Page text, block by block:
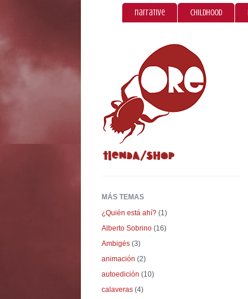
narrative childhood
MÁS TEMAS
¿Quién está ahí? (1)
Alberto Sobrino (16)
Ambigés (3)
animación (2)
autoedición (10)
calaveras (4)